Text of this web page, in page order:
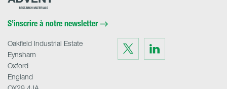
S’inscrire à notre newsletter
Visit
us
on
Twitter
Visit
on
LinkedIn
Oakfield Industrial Estate
Eynsham
Oxford
England